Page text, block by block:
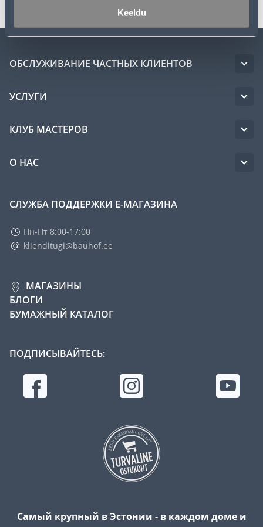
Keeldu
ОБСЛУЖИВАНИЕ ЧАСТНЫХ КЛИЕНТОВ
УСЛУГИ
КЛУБ МАСТЕРОВ
О НАС
СЛУЖБА ПОДДЕРЖКИ Е-МАГАЗИНА
Пн-Пт 8:00-17:00
klienditugi@bauhof.ee
МАГАЗИНЫ
БЛОГИ
БУМАЖНЫЙ КАТАЛОГ
ПОДПИСЫВАЙТЕСЬ:
Самый крупный в Эстонии - в каждом доме и